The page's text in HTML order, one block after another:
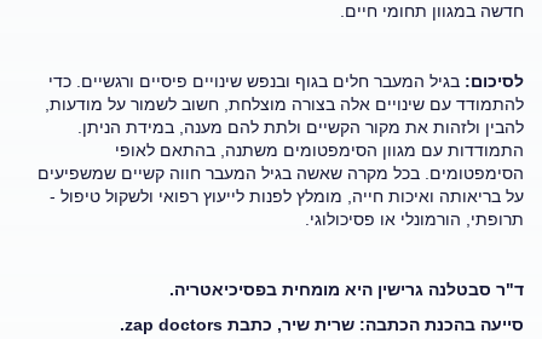
חדשה במגוון תחומי חיים.
לסיכום: בגיל המעבר חלים בגוף ובנפש שינויים פיסיים ורגשיים. כדי
להתמודד עם שינויים אלה בצורה מוצלחת, חשוב לשמור על מודעות,
להבין ולזהות את מקור הקשיים ולתת להם מענה, במידת הניתן.
התמודדות עם מגוון הסימפטומים משתנה, בהתאם לאופי
הסימפטומים. בכל מקרה שאשה בגיל המעבר חווה קשיים שמשפיעים
על בריאותה ואיכות חייה, מומלץ לפנות לייעוץ רפואי ולשקול טיפול -
תרופתי, הורמונלי או פסיכולוגי.
ד"ר סבטלנה גרישין היא מומחית בפסיכיאטריה.
סייעה בהכנת הכתבה: שרית שיר, כתבת zap doctors
.